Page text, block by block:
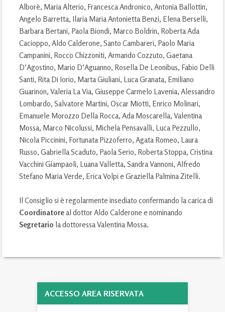
Alborè, Maria Alterio, Francesca Andronico, Antonia Ballottin,
Angelo Barretta, Ilaria Maria Antonietta Benzi, Elena Berselli,
Barbara Bertani, Paola Biondi, Marco Boldrin, Roberta Ada
Cacioppo, Aldo Calderone, Santo Cambareri, Paolo Maria
Campanini, Rocco Chizzoniti, Armando Cozzuto, Gaetana
D’Agostino, Mario D’Aguanno, Rosella De Leonibus, Fabio Delli
Santi, Rita Di Iorio, Marta Giuliani, Luca Granata, Emiliano
Guarinon, Valeria La Via, Giuseppe Carmelo Lavenia, Alessandro
Lombardo, Salvatore Martini, Oscar Miotti, Enrico Molinari,
Emanuele Morozzo Della Rocca, Ada Moscarella, Valentina
Mossa, Marco Nicolussi, Michela Pensavalli, Luca Pezzullo,
Nicola Piccinini, Fortunata Pizzoferro, Agata Romeo, Laura
Russo, Gabriella Scaduto, Paola Serio, Roberta Stoppa, Cristina
Vacchini Giampaoli, Luana Valletta, Sandra Vannoni, Alfredo
Stefano Maria Verde, Erica Volpi e Graziella Palmina Zitelli.
Il Consiglio si è regolarmente insediato confermando la carica di
Coordinatoreal dottor Aldo Calderone e nominando
Segretario la dottoressa Valentina Mossa.
ACCESSO AREA RISERVATA